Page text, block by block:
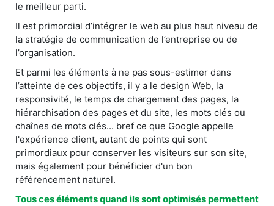
le meilleur parti.
Il est primordial d’intégrer le web au plus haut niveau de
la stratégie de communication de l’entreprise ou de
l’organisation.
Et parmi les éléments à ne pas sous-estimer dans
l’atteinte de ces objectifs, il y a le design Web, la
responsivité, le temps de chargement des pages, la
hiérarchisation des pages et du site, les mots clés ou
chaînes de mots clés... bref ce que Google appelle
l'expérience client, autant de points qui sont
primordiaux pour conserver les visiteurs sur son site,
mais également pour bénéficier d'un bon
référencement naturel.
Tous ces éléments quand ils sont optimisés permettent